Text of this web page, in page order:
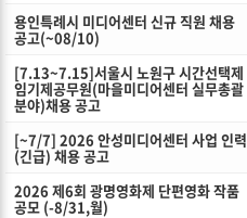
용인특례시 미디어센터 신규 직원 채용
공고(~08/10)
[7.13~7.15]서울시 노원구 시간선택제
임기제공무원(마을미디어센터 실무총괄
분야)채용 공고
[~7/7] 2026 안성미디어센터 사업 인력
(긴급) 채용 공고
2026 제6회 광명영화제 단편영화 작품
공모 (-8/31,월)